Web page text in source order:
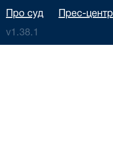
Про суд Прес-центр
v1.38.1